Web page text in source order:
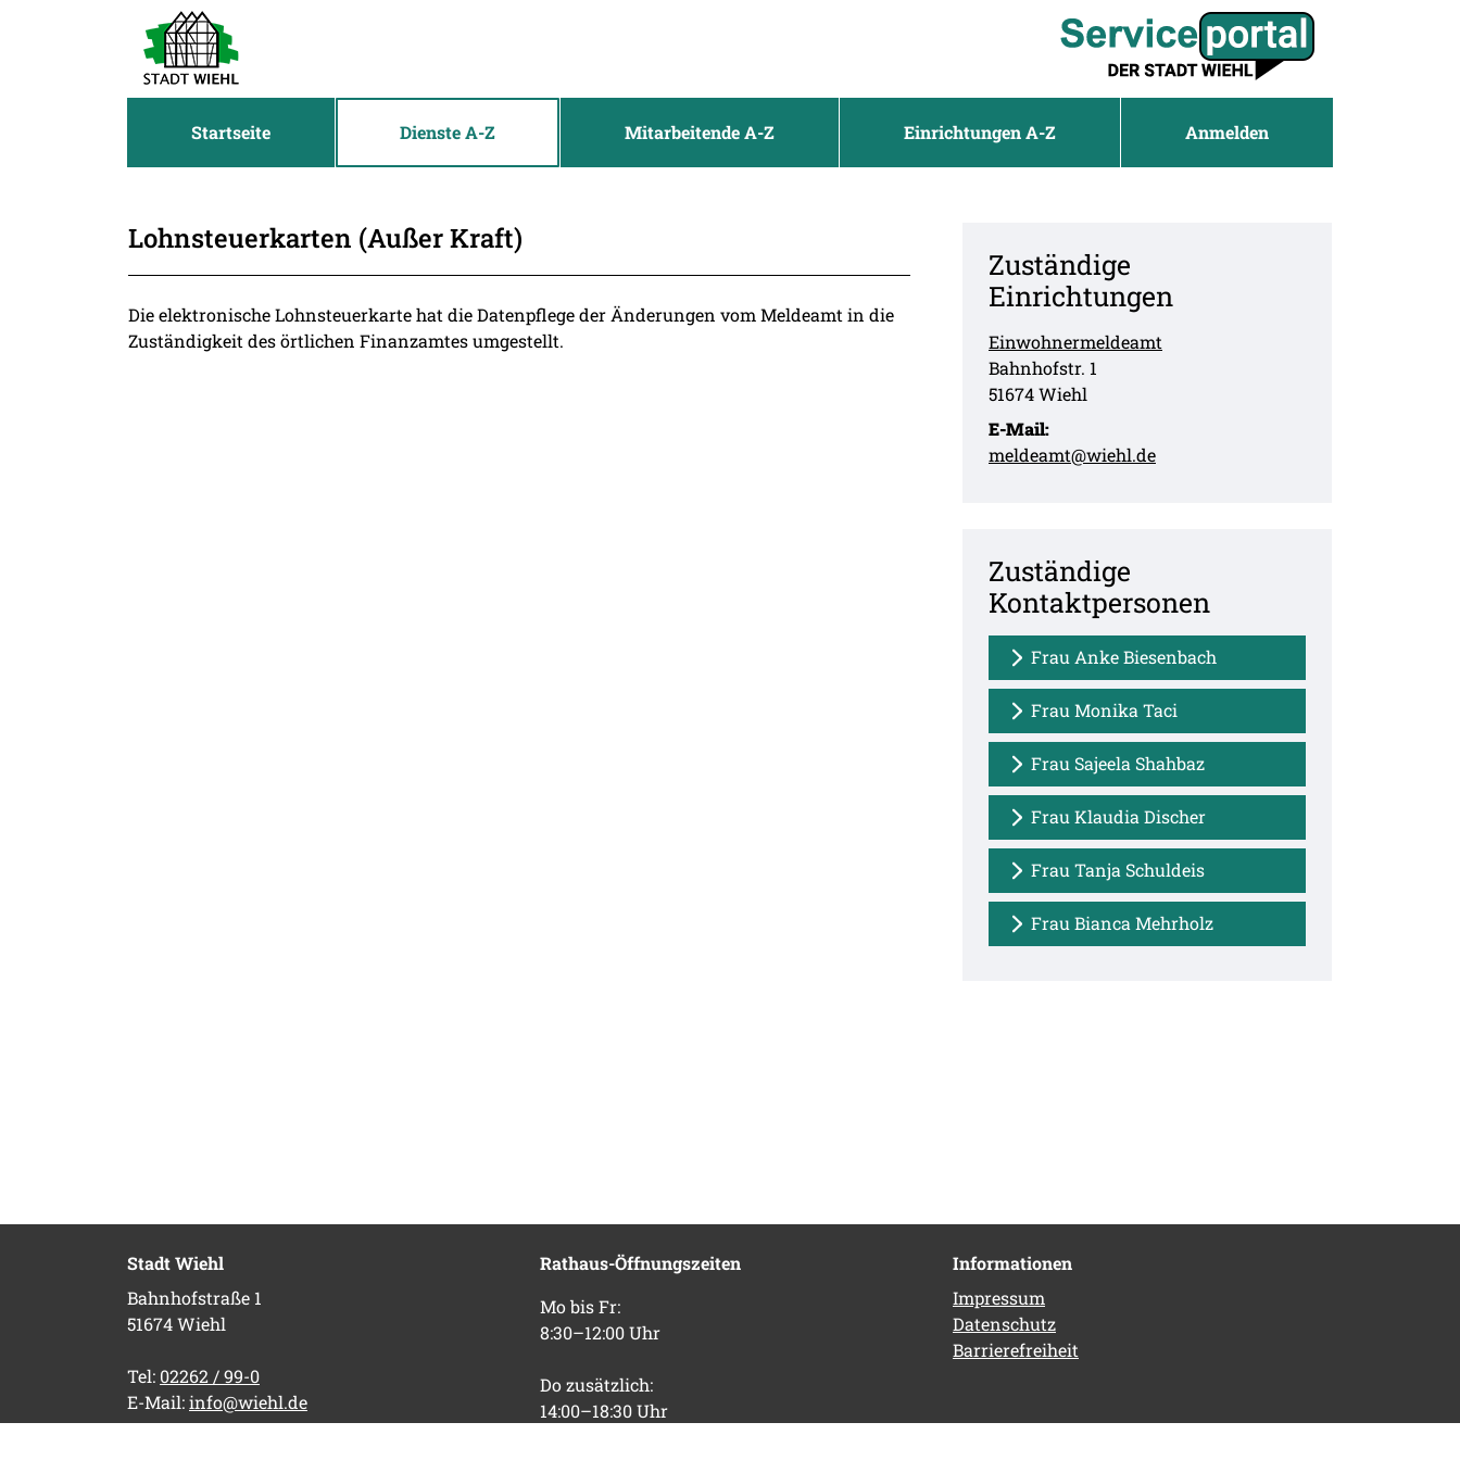
Zum Hauptinhalt springen
Startseite Dienste A-Z Mitarbeitende A-Z Einrichtungen A-Z Anmelden
Lohnsteuerkarten (Außer Kraft)
Beschreibung
Die elektronische Lohnsteuerkarte hat die Datenpflege der Änderungen vom Meldeamt in die
Zuständigkeit des örtlichen Finanzamtes umgestellt.
Zuständige
Einrichtungen
Einwohnermeldeamt
Straße:
Bahnhofstr. Hausnummer:
1
PLZ:
51674Ort:
Wiehl
E-Mail:
meldeamt@wiehl.de
Zuständige
Kontaktpersonen
Frau Anke Biesenbach
Frau Monika Taci
Frau Sajeela Shahbaz
Frau Klaudia Discher
Frau Tanja Schuldeis
Frau Bianca Mehrholz
Stadt Wiehl
Bahnhofstraße 1
51674 Wiehl
Tel: 02262 / 99-0
E-Mail:info@wiehl.de
Rathaus-Öffnungszeiten
Mo bis Fr:
8:30–12:00 Uhr
Do zusätzlich:
14:00–18:30 Uhr
Informationen
Impressum
Datenschutz
Barrierefreiheit